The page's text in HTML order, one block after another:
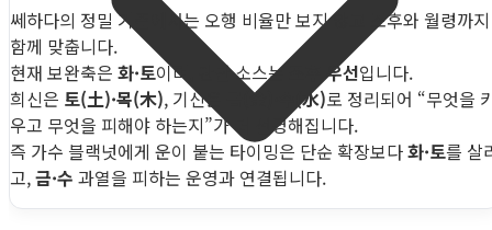
쎄하다의 정밀 기준에서는 오행 비율만 보지 않고 조후와 월령까지
함께 맞춥니다.
현재 보완축은 화·토이며, 판단 소스는 조후 우선입니다.
희신은 토(土)·목(木), 기신은 금(金)·수(水)로 정리되어 “무엇을
우고 무엇을 피해야 하는지”가 더 선명해집니다.
즉 가수 블랙넛에게 운이 붙는 타이밍은 단순 확장보다화·토를 살
고,금·수 과열을 피하는 운영과 연결됩니다.